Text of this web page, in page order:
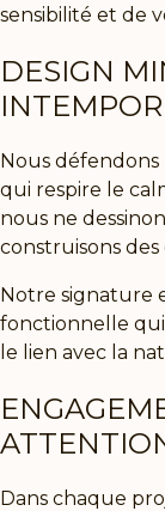
sensibilité et de
DESIGN
Nous défendons
qui respire le
nous ne
construisons des
Notre signature
fonctionnelle qui
le lien avec la
Dans chaque